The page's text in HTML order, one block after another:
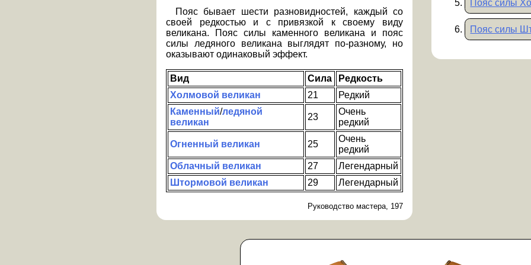
Пояс бывает шести разновидностей, каждый со
своей редкостью и с привязкой к своему виду
великана. Пояс силы каменного великана и пояс
силы ледяного великана выглядят по-разному, но
оказывают одинаковый эффект.
Вид Сила
Редкость
Холмовой великан
21
Редкий
Каменный/ледяной
великан
23
Очень
редкий
Огненный великан 25
Очень
редкий
Облачный великан
27
Легендарный
Штормовой великан
29 Легендарный
Руководство мастера, 197
Пояс силы
Пояс силы